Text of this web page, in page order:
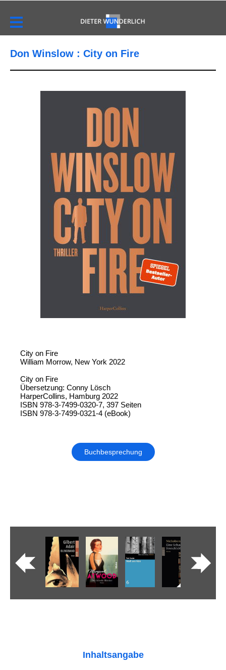
Don Winslow : City on Fire
City on Fire
William Morrow, New York 2022
City on Fire
Übersetzung: Conny Lösch
HarperCollins, Hamburg 2022
ISBN 978-3-7499-0320-7, 397 Seiten
ISBN 978-3-7499-0321-4 (eBook)
Buchbesprechung
Inhaltsangabe